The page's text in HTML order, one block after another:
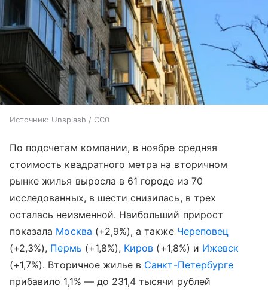
Источник: Unsplash / CC0
По подсчетам компании, в ноябре средняя
стоимость квадратного метра на вторичном
рынке жилья выросла в 61 городе из 70
исследованных, в шести снизилась, в трех
осталась неизменной. Наибольший прирост
показала Москва (+2,9%), а также Череповец
(+2,3%), Пермь (+1,8%), Киров (+1,8%) и Ижевск
(+1,7%). Вторичное жилье в Санкт-Петербурге
прибавило 1,1% — до 231,4 тысячи рублей